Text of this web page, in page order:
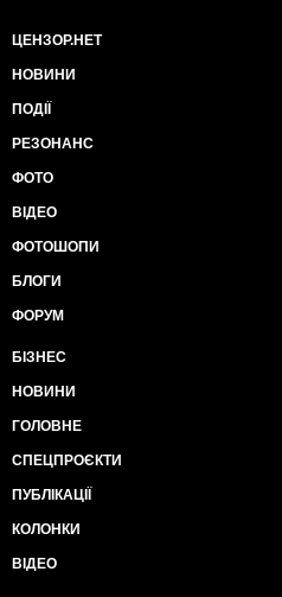
ЦЕНЗОР.НЕТ
НОВИНИ
ПОДІЇ
РЕЗОНАНС
ФОТО
ВІДЕО
ФОТОШОПИ
БЛОГИ
ФОРУМ
БІЗНЕС
НОВИНИ
ГОЛОВНЕ
СПЕЦПРОЄКТИ
ПУБЛІКАЦІЇ
КОЛОНКИ
ВІДЕО